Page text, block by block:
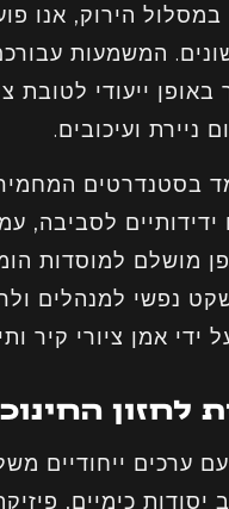
הירוק, אנו
המשמעות
ייעודי לטובת
ניירת ועיכובים.
בסטנדרטים
לסביבה,
מושלם למוסדות
נפשי למנהלים
אמן ציורי קיר
ערכים ייחודיים
יסודות כימיים,